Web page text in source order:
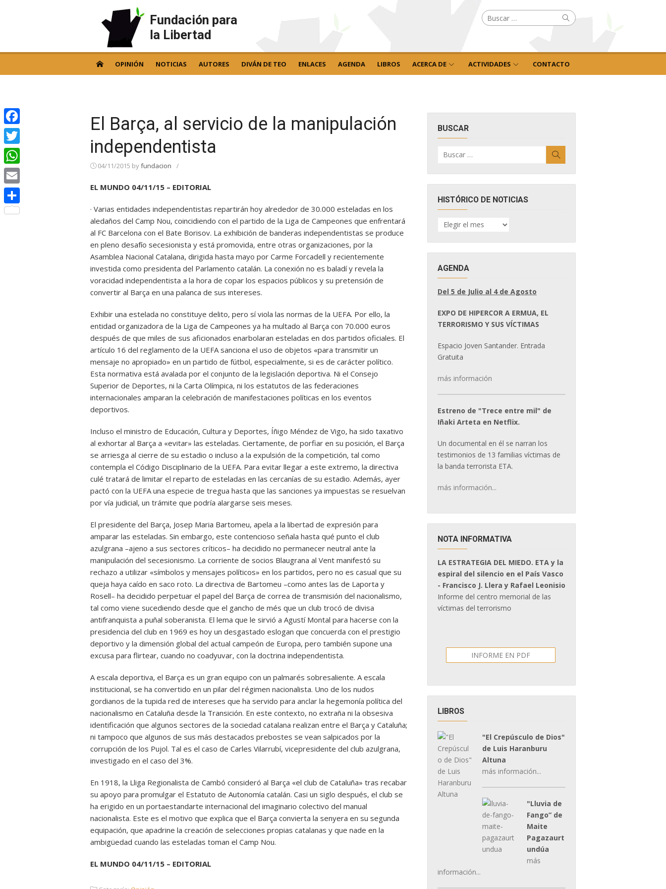
Fundación para
la Libertad
Buscar
por: Buscar
OPINIÓN NOTICIAS AUTORES DIVÁN DE TEO ENLACES AGENDA LIBROS ACERCA DE ACTIVIDADES CONTACTO
El Barça, al servicio de la manipulación
independentista
04/11/2015 byfundacion /
EL MUNDO 04/11/15 – EDITORIAL
· Varias entidades independentistas repartirán hoy alrededor de 30.000 esteladas en los
aledaños del Camp Nou, coincidiendo con el partido de la Liga de Campeones que enfrentará
al FC Barcelona con el Bate Borisov. La exhibición de banderas independentistas se produce
en pleno desafío secesionista y está promovida, entre otras organizaciones, por la
Asamblea Nacional Catalana, dirigida hasta mayo por Carme Forcadell y recientemente
investida como presidenta del Parlamento catalán. La conexión no es baladí y revela la
voracidad independentista a la hora de copar los espacios públicos y su pretensión de
convertir al Barça en una palanca de sus intereses.
Exhibir una estelada no constituye delito, pero sí viola las normas de la UEFA. Por ello, la
entidad organizadora de la Liga de Campeones ya ha multado al Barça con 70.000 euros
después de que miles de sus aficionados enarbolaran esteladas en dos partidos oficiales. El
artículo 16 del reglamento de la UEFA sanciona el uso de objetos «para transmitir un
mensaje no apropiado» en un partido de fútbol, especialmente, si es de carácter político.
Esta normativa está avalada por el conjunto de la legislación deportiva. Ni el Consejo
Superior de Deportes, ni la Carta Olímpica, ni los estatutos de las federaciones
internacionales amparan la celebración de manifestaciones políticas en los eventos
deportivos.
Incluso el ministro de Educación, Cultura y Deportes, Íñigo Méndez de Vigo, ha sido taxativo
al exhortar al Barça a «evitar» las esteladas. Ciertamente, de porfiar en su posición, el Barça
se arriesga al cierre de su estadio o incluso a la expulsión de la competición, tal como
contempla el Código Disciplinario de la UEFA. Para evitar llegar a este extremo, la directiva
culé tratará de limitar el reparto de esteladas en las cercanías de su estadio. Además, ayer
pactó con la UEFA una especie de tregua hasta que las sanciones ya impuestas se resuelvan
por vía judicial, un trámite que podría alargarse seis meses.
El presidente del Barça, Josep Maria Bartomeu, apela a la libertad de expresión para
amparar las esteladas. Sin embargo, este contencioso señala hasta qué punto el club
azulgrana –ajeno a sus sectores críticos– ha decidido no permanecer neutral ante la
manipulación del secesionismo. La corriente de socios Blaugrana al Vent manifestó su
rechazo a utilizar «símbolos y mensajes políticos» en los partidos, pero no es casual que su
queja haya caído en saco roto. La directiva de Bartomeu –como antes las de Laporta y
Rosell– ha decidido perpetuar el papel del Barça de correa de transmisión del nacionalismo,
tal como viene sucediendo desde que el gancho de més que un club trocó de divisa
antifranquista a puñal soberanista. El lema que le sirvió a Agustí Montal para hacerse con la
presidencia del club en 1969 es hoy un desgastado eslogan que concuerda con el prestigio
deportivo y la dimensión global del actual campeón de Europa, pero también supone una
excusa para flirtear, cuando no coadyuvar, con la doctrina independentista.
A escala deportiva, el Barça es un gran equipo con un palmarés sobresaliente. A escala
institucional, se ha convertido en un pilar del régimen nacionalista. Uno de los nudos
gordianos de la tupida red de intereses que ha servido para anclar la hegemonía política del
nacionalismo en Cataluña desde la Transición. En este contexto, no extraña ni la obsesiva
identificación que algunos sectores de la sociedad catalana realizan entre el Barça y Cataluña;
ni tampoco que algunos de sus más destacados prebostes se vean salpicados por la
corrupción de los Pujol. Tal es el caso de Carles Vilarrubí, vicepresidente del club azulgrana,
investigado en el caso del 3%.
En 1918, la Lliga Regionalista de Cambó consideró al Barça «el club de Cataluña» tras recabar
su apoyo para promulgar el Estatuto de Autonomía catalán. Casi un siglo después, el club se
ha erigido en un portaestandarte internacional del imaginario colectivo del manual
nacionalista. Este es el motivo que explica que el Barça convierta la senyera en su segunda
equipación, que apadrine la creación de selecciones propias catalanas y que nade en la
ambigüedad cuando las esteladas toman el Camp Nou.
EL MUNDO 04/11/15 – EDITORIAL
BUSCAR
por:
HISTÓRICO DE NOTICIAS
HISTÓRICO
DE
AGENDA
Del 5 de Julio al 4 de Agosto
EXPO DE HIPERCOR A ERMUA, EL
TERRORISMO Y SUS VÍCTIMAS
Espacio Joven Santander. Entrada
Gratuita
más información
Estreno de "Trece entre mil" de
Iñaki Arteta en Netflix.
Un documental en él se narran los
testimonios de 13 familias víctimas de
la banda terrorista ETA.
más información...
NOTA INFORMATIVA
LA ESTRATEGIA DEL MIEDO. ETA y la
espiral del silencio en el País Vasco
- Francisco J. Llera y Rafael Leonisio
Informe del centro memorial de las
víctimas del terrorismo
INFORME EN PDF
LIBROS
"El Crepúsculo de Dios"
de Luis Haranburu
Altuna
más información...
"Lluvia de
Fango” de
Maite
Pagazaurt
undúa
más
información...
Facebook
Twitter
WhatsApp
Email
Compartir